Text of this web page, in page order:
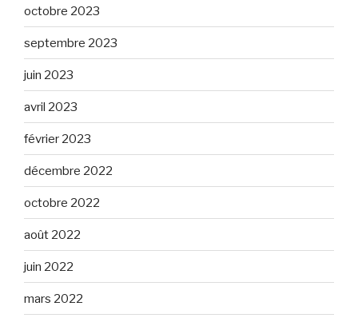
octobre 2023
septembre 2023
juin 2023
avril 2023
février 2023
décembre 2022
octobre 2022
août 2022
juin 2022
mars 2022